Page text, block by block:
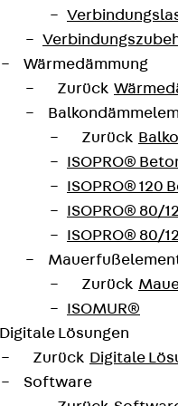
Wärmedämmung
Zurück
Zurück
ISOPRO®
ISOPRO® 120
ISOPRO® 80/
ISOPRO® 80/
Zurück
ISOMUR®
Digitale Lösungen
Zurück Digitale
Software
Zukunft.